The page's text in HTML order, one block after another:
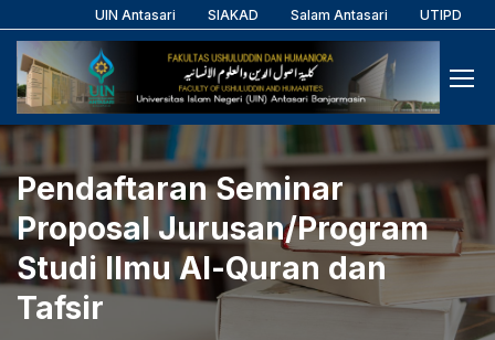
UIN Antasari SIAKAD Salam Antasari UTIPD
Pendaftaran Seminar
Proposal Jurusan/Program
Studi Ilmu Al-Quran dan
Tafsir